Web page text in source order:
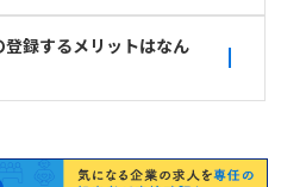
録するメリットはなん